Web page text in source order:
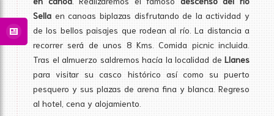
Sella en canoas biplazas disfrutando de la actividad y
de los bellos paisajes que rodean al río. La distancia a
recorrer será de unos 8 Kms. Comida picnic incluida.
Tras el almuerzo saldremos hacía la localidad de Llanes
para visitar su casco histórico así como su puerto
pesquero y sus plazas de arena fina y blanca. Regreso
al hotel, cena y alojamiento.